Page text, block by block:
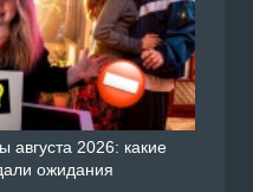
августа 2026: какие
ожидания